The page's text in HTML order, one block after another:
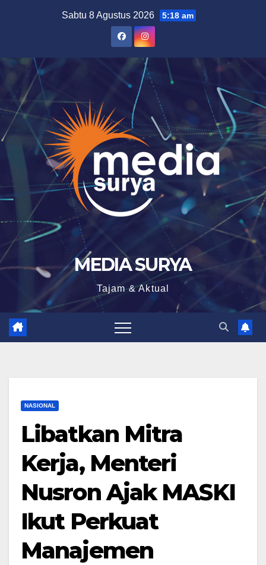
Sabtu 8 Agustus 2026 5:18 am
MEDIA SURYA
Tajam & Aktual
NASIONAL
Libatkan Mitra
Kerja, Menteri
Nusron Ajak MASKI
Ikut Perkuat
Manajemen